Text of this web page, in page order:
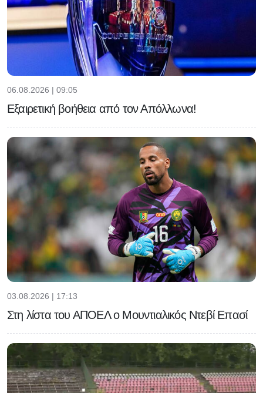
06.08.2026 | 09:05
Εξαιρετική βοήθεια από τον Απόλλωνα!
03.08.2026 | 17:13
Στη λίστα του ΑΠΟΕΛ ο Μουντιαλικός Ντεβί Επασί